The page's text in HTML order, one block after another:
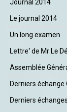
Journal 2014
Le journal 2014
Un long examen
Lettre' de Mr Le
Assemblée
Derniers échange
Derniers